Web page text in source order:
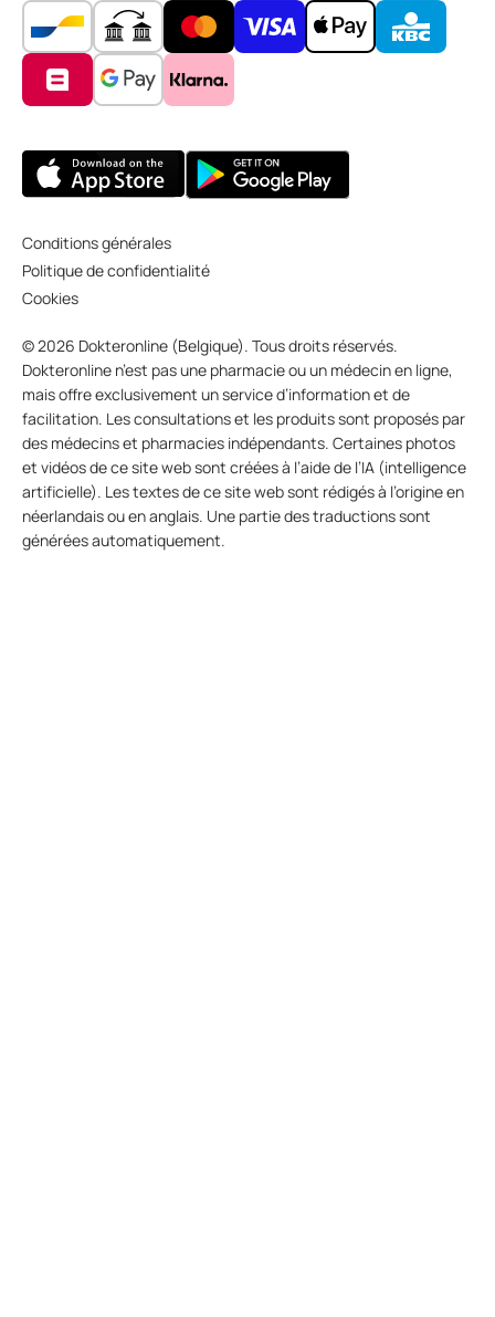
Conditions générales
Politique de confidentialité
Cookies
© 2026 Dokteronline (Belgique). Tous droits réservés.
Dokteronline n’est pas une pharmacie ou un médecin en ligne,
mais offre exclusivement un service d’information et de
facilitation. Les consultations et les produits sont proposés par
des médecins et pharmacies indépendants. Certaines photos
et vidéos de ce site web sont créées à l’aide de l’IA (intelligence
artificielle). Les textes de ce site web sont rédigés à l’origine en
néerlandais ou en anglais. Une partie des traductions sont
générées automatiquement.